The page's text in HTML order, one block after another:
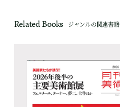
Related Books ジャンルの関連書籍